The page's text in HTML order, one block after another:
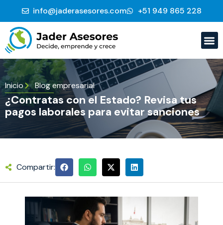
info@jaderasesores.com ‭+51 949 865 228‬
Inicio Blog empresarial
¿Contratas con el Estado? Revisa tus
pagos laborales para evitar sanciones
Compartir: